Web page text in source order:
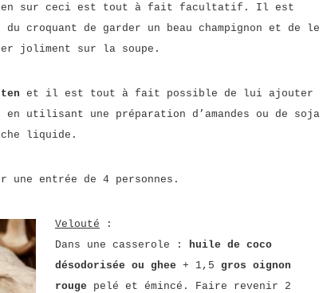
Bien sur ceci est tout à fait facultatif. Il est
croquant de garder un beau champignon et de le
joliment sur la soupe.
et il est tout à fait possible de lui ajouter
en utilisant une préparation d’amandes ou de soja
liquide.
une entrée de 4 personnes.
Velouté :
Dans une casserole : huile de coco
désodorisée ou ghee + 1,5 gros oignon
rouge pelé et émincé. Faire revenir 2